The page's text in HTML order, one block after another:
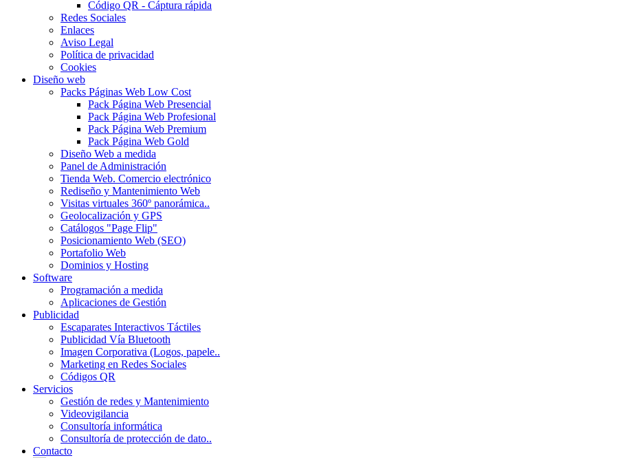
Código QR - Cáptura rápida
Redes Sociales
Enlaces
Aviso Legal
Política de privacidad
Cookies
Diseño web
Packs Páginas Web Low Cost
Pack Página Web Presencial
Pack Página Web Profesional
Pack Página Web Premium
Pack Página Web Gold
Diseño Web a medida
Panel de Administración
Tienda Web. Comercio electrónico
Rediseño y Mantenimiento Web
Visitas virtuales 360º panorámica..
Geolocalización y GPS
Catálogos "Page Flip"
Posicionamiento Web (SEO)
Portafolio Web
Dominios y Hosting
Software
Programación a medida
Aplicaciones de Gestión
Publicidad
Escaparates Interactivos Táctiles
Publicidad Vía Bluetooth
Imagen Corporativa (Logos, papele..
Marketing en Redes Sociales
Códigos QR
Servicios
Gestión de redes y Mantenimiento
Videovigilancia
Consultoría informática
Consultoría de protección de dato..
Contacto